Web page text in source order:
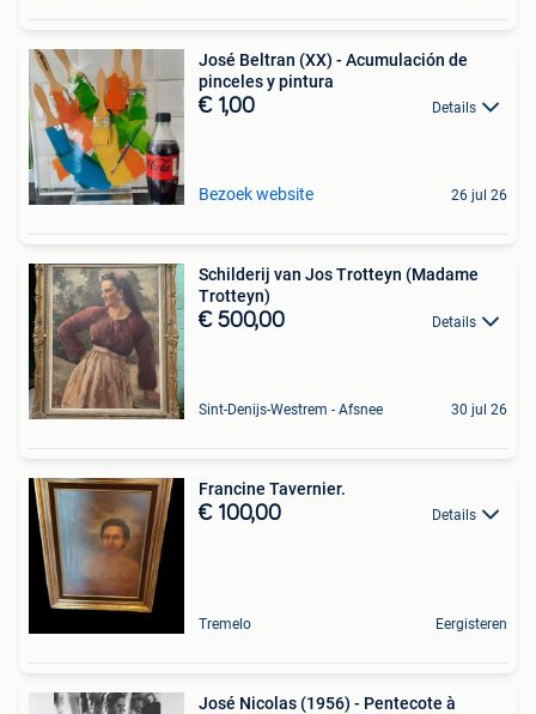
José Beltran (XX) - Acumulación de
pinceles y pintura
€ 1,00 Details
Bezoek website 26 jul 26
Schilderij van Jos Trotteyn (Madame
Trotteyn)
€ 500,00 Details
Sint-Denijs-Westrem - Afsnee 30 jul 26
Francine Tavernier.
€ 100,00 Details
Tremelo Eergisteren
José Nicolas (1956) - Pentecote à